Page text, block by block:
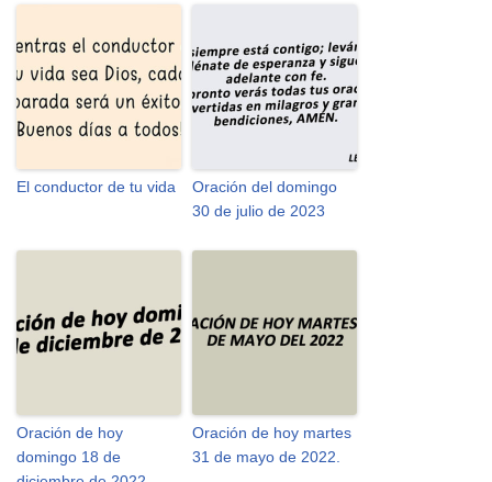
El conductor de tu vida
Oración del domingo
30 de julio de 2023
Oración de hoy
domingo 18 de
Oración de hoy martes
31 de mayo de 2022.